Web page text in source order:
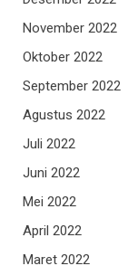
November 2022
Oktober 2022
September 2022
Agustus 2022
Juli 2022
Juni 2022
Mei 2022
April 2022
Maret 2022